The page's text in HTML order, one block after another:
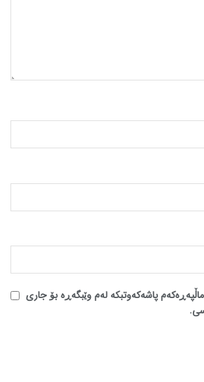
پاشەکەوتبکە لەم وێبگەڕە بۆ جاری